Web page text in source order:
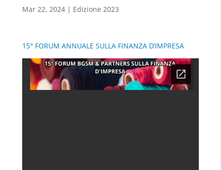
Mar 22, 2024| Edizione 2023
15° FORUM ANNUALE SULLA FINANZA D’IMPRESA